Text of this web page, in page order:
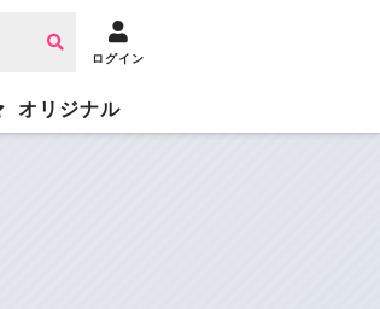
ログイン
オリジナル